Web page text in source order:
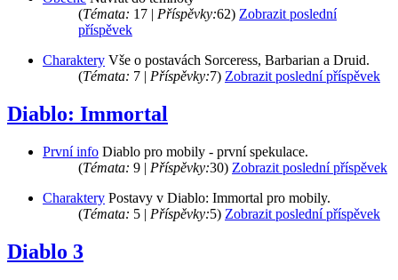
(Témata: 17 | Příspěvky:62) Zobrazit poslední
příspěvek
Charaktery Vše o postavách Sorceress, Barbarian a Druid.
(Témata: 7 | Příspěvky:7) Zobrazit poslední příspěvek
Diablo: Immortal
První info Diablo pro mobily - první spekulace.
(Témata: 9 | Příspěvky:30) Zobrazit poslední příspěvek
Charaktery Postavy v Diablo: Immortal pro mobily.
(Témata: 5 | Příspěvky:5) Zobrazit poslední příspěvek
Diablo 3